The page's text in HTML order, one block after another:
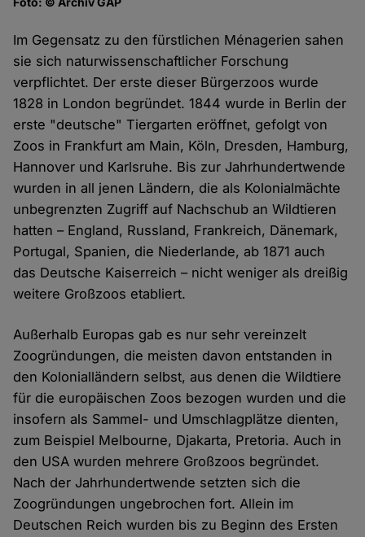
Im Gegensatz zu den fürstlichen Ménagerien sahen
sie sich naturwissenschaftlicher Forschung
verpflichtet. Der erste dieser Bürgerzoos wurde
1828 in London begründet. 1844 wurde in Berlin der
erste "deutsche" Tiergarten eröffnet, gefolgt von
Zoos in Frankfurt am Main, Köln, Dresden, Hamburg,
Hannover und Karlsruhe. Bis zur Jahrhundertwende
wurden in all jenen Ländern, die als Kolonialmächte
unbegrenzten Zugriff auf Nachschub an Wildtieren
hatten – England, Russland, Frankreich, Dänemark,
Portugal, Spanien, die Niederlande, ab 1871 auch
das Deutsche Kaiserreich – nicht weniger als dreißig
weitere Großzoos etabliert.
Außerhalb Europas gab es nur sehr vereinzelt
Zoogründungen, die meisten davon entstanden in
den Kolonialländern selbst, aus denen die Wildtiere
für die europäischen Zoos bezogen wurden und die
insofern als Sammel- und Umschlagplätze dienten,
zum Beispiel Melbourne, Djakarta, Pretoria. Auch in
den USA wurden mehrere Großzoos begründet.
Nach der Jahrhundertwende setzten sich die
Zoogründungen ungebrochen fort. Allein im
Deutschen Reich wurden bis zu Beginn des Ersten